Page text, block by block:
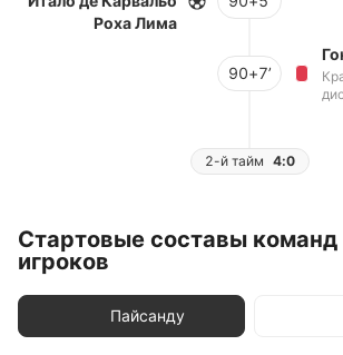
Роха Лима
90+7’
2-й тайм 4:0
Стартовые составы команд
игроков
Пайсанду